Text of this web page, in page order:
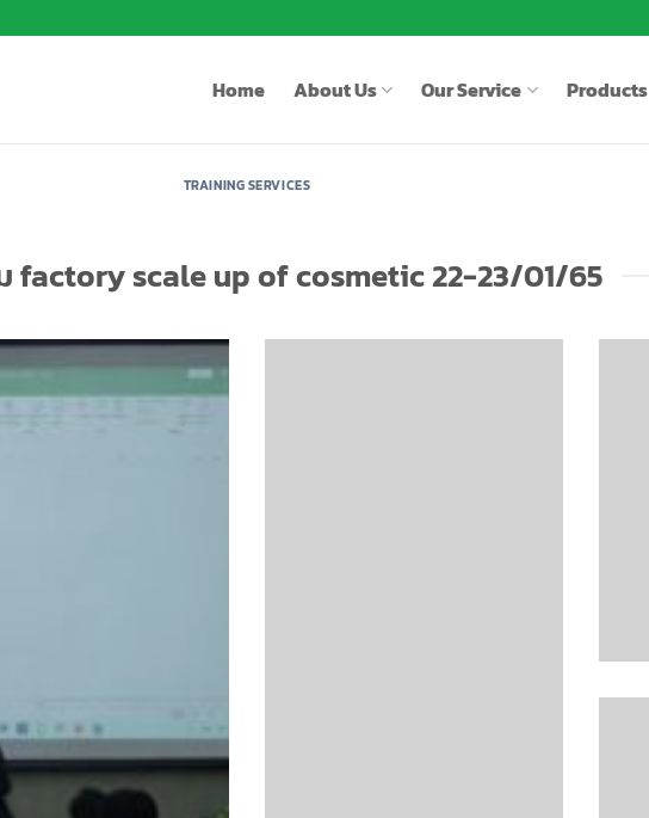
Home About Us Our Service Products
TRAINING SERVICES
factory scale up of cosmetic 22-23/01/65